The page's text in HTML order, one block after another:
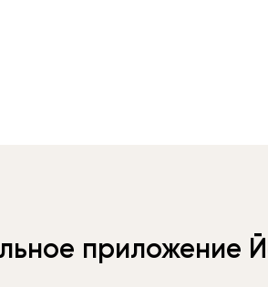
приложение